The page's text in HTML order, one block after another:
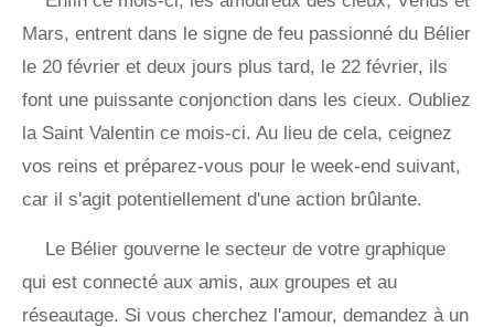
Mars, entrent dans le signe de feu passionné du Bélier
le 20 février et deux jours plus tard, le 22 février, ils
font une puissante conjonction dans les cieux. Oubliez
la Saint Valentin ce mois-ci. Au lieu de cela, ceignez
vos reins et préparez-vous pour le week-end suivant,
car il s'agit potentiellement d'une action brûlante.
Le Bélier gouverne le secteur de votre graphique
qui est connecté aux amis, aux groupes et au
réseautage. Si vous cherchez l'amour, demandez à un